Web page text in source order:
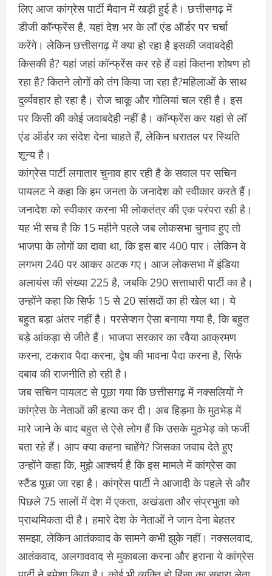
लिए आज कांग्रेस पार्टी मैदान में खड़ी हुई है। छत्तीसगढ़ में
डीजी कॉन्फ्रेंस है, यहां देश भर के लॉ एंड ऑर्डर पर चर्चा
करेंगे। लेकिन छत्तीसगढ़ में क्या हो रहा है इसकी जवाबदेही
किसकी है? यहां जहां कॉन्फ्रेंस कर रहे हैं वहां कितना शोषण हो
रहा है? कितने लोगों को तंग किया जा रहा है?महिलाओं के साथ
दुर्व्यवहार हो रहा है। रोज चाकू और गोलियां चल रही है। इस
पर किसी की कोई जवाबदेही नहीं है। कॉन्फ्रेंस कर यहां से लॉ
एंड ऑर्डर का संदेश देना चाहते हैं, लेकिन धरातल पर स्थिति
शून्य है।
कांग्रेस पार्टी लगातार चुनाव हार रही है के सवाल पर सचिन
पायलट ने कहा कि हम जनता के जनादेश को स्वीकार करते हैं।
जनादेश को स्वीकार करना भी लोकतंत्र की एक परंपरा रही है।
यह भी सच है कि 15 महीने पहले जब लोकसभा चुनाव हुए तो
भाजपा के लोगों का दावा था, कि इस बार 400 पार। लेकिन वे
लगभग 240 पर आकर अटक गए। आज लोकसभा में इंडिया
अलायंस की संख्या 225 है, जबकि 290 सत्ताधारी पार्टी का है।
उन्होंने कहा कि सिर्फ 15 से 20 सांसदों का ही खेल था। ये
बहुत बड़ा अंतर नहीं है। परसेप्शन ऐसा बनाया गया है, कि बहुत
बड़े आंकड़ा से जीते हैं। भाजपा सरकार का रवैया आक्रमण
करना, टकराव पैदा करना, द्वेष की भावना पैदा करना है, सिर्फ
दबाव की राजनीति हो रही है।
जब सचिन पायलट से पूछा गया कि छत्तीसगढ़ में नक्सलियों ने
कांग्रेस के नेताओं की हत्या कर दी। अब हिड़मा के मुठभेड़ में
मारे जाने के बाद बहुत से ऐसे लोग हैं कि उसके मुठभेड़ काे फर्जी
बता रहे हैं। आप क्या कहना चाहेंगे? जिसका जवाब देते हुए
उन्होंने कहा कि, मुझे आश्चर्य है कि इस मामले में कांग्रेस का
स्टैंड पूछा जा रहा है। कांग्रेस पार्टी ने आजादी के पहले से और
पिछले 75 सालों में देश में एकता, अखंडता और संप्रभुता को
प्राथमिकता दी है। हमारे देश के नेताओं ने जान देना बेहतर
समझा, लेकिन आतंकवाद के सामने कभी झुके नहीं। नक्सलवाद,
आतंकवाद, अलगाववाद से मुकाबला करना और हराना ये कांग्रेस